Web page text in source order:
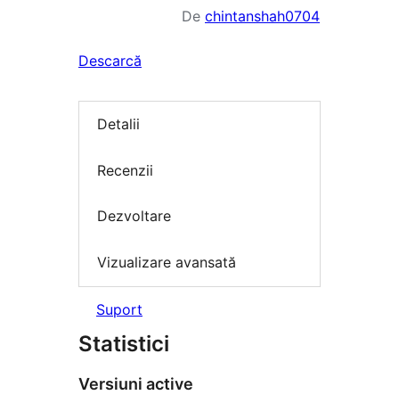
De chintanshah0704
Descarcă
Detalii
Recenzii
Dezvoltare
Vizualizare avansată
Suport
Statistici
Versiuni active